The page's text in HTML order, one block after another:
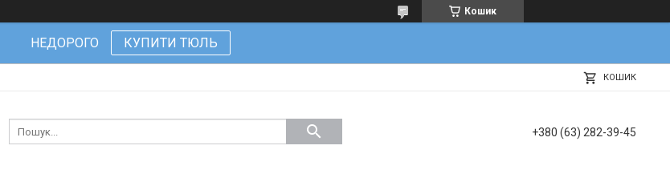
Кошик
НЕДОРОГО КУПИТИ ТЮЛЬ
КОШИК
+380 (63) 282-39-45